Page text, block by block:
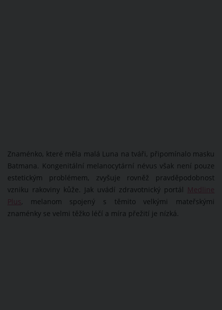
Znaménko, které měla malá Luna na tváři, připomínalo masku
Batmana. Kongenitální melanocytární névus však není pouze
estetickým problémem, zvyšuje rovněž pravděpodobnost
vzniku rakoviny kůže. Jak uvádí zdravotnický portál
Medline
Plus, melanom spojený s těmito velkými mateřskými
znaménky se velmi těžko léčí a míra přežití je nízká.